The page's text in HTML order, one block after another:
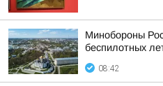
Минобороны
беспилотных
08:42